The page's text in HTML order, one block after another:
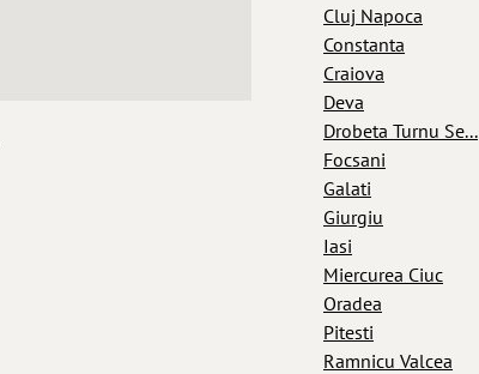
Cluj Napoca
Constanta
Craiova
Deva
Drobeta Turnu Se...
Focsani
Galati
Giurgiu
Iasi
Miercurea Ciuc
Oradea
Pitesti
Ramnicu Valcea